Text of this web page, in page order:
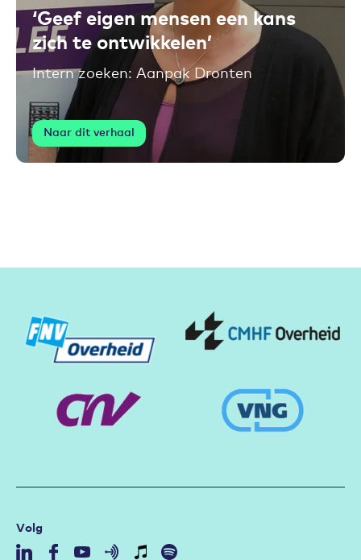
‘Geef eigen mensen een kans
zich te ontwikkelen’
Intern zoeken: Aanpak Dronten
Naar dit verhaal
Volg